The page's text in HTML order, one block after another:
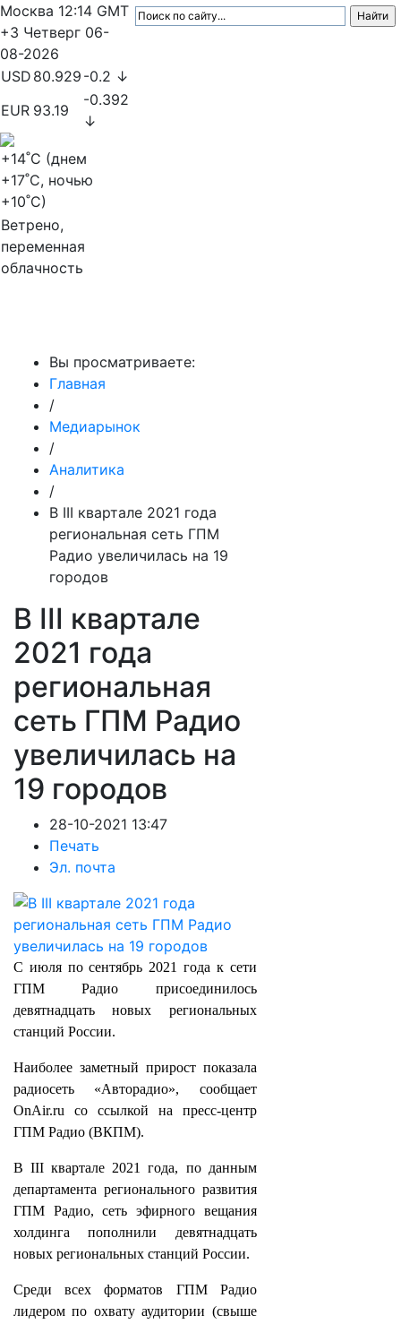
Москва 12:14 GMT
+3 Четверг 06-
08-2026
USD 80.929 -0.2 ↓
EUR 93.19
-0.392
↓
+14˚C (днем
+17˚C, ночью
+10˚C)
Ветрено,
переменная
облачность
Вы просматриваете:
Главная
/
Медиарынок
/
Аналитика
/
В III квартале 2021 года
региональная сеть ГПМ
Радио увеличилась на 19
городов
В III квартале
2021 года
региональная
сеть ГПМ Радио
увеличилась на
19 городов
28-10-2021 13:47
Печать
Эл. почта
С июля по сентябрь 2021 года к сети
ГПМ Радио присоединилось
девятнадцать новых региональных
станций России.
Наиболее заметный прирост показала
радиосеть «Авторадио», сообщает
OnAir.ru со ссылкой на пресс-центр
ГПМ Радио (ВКПМ).
В III квартале 2021 года, по данным
департамента регионального развития
ГПМ Радио, сеть эфирного вещания
холдинга пополнили девятнадцать
новых региональных станций России.
Среди всех форматов ГПМ Радио
лидером по охвату аудитории (свыше